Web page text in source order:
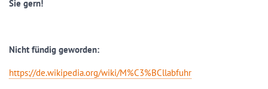
Sie gern!
Nicht fündig geworden:
https://de.wikipedia.org/wiki/M%C3%BCllabfuhr